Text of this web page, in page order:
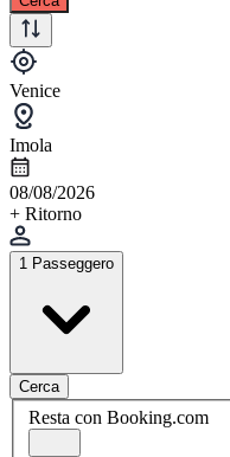
Venice
Imola
08/08/2026
+ Ritorno
1 Passeggero
Cerca
Resta con Booking.com